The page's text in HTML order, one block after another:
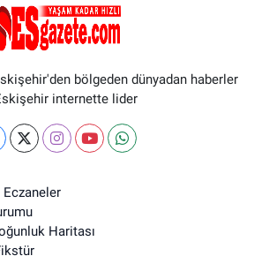
bölgeden dünyadan haberler
internette lider
Haritası